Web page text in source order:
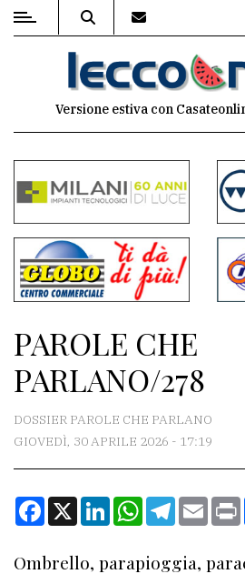
MENU
commenti
Contenuti
del
sito
Meteo
CONTATTI
Scrivici
la
Versione estiva con
PAROLE CHE
PARLANO/278
DOSSIER PAROLE CHE PARLANO
GIOVEDÌ, 30 APRILE 2026 - 17:19
Facebook
X LinkedInWhatsApp
Telegram
Ombrello, parapioggia,